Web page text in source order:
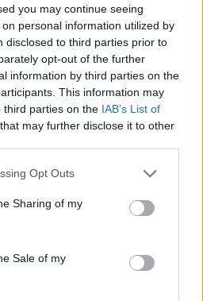
you may continue seeing
personal information utilized by
disclosed to third parties prior to
opt-out of the further
information by third parties on the
This information may
third parties on the IAB’s List of
that may further disclose it to other
Opt Outs
Sharing of my
Sale of my
un posto di rilievo è occupato
: circa 2 milioni di euro al giorno
attesta sugli 808 miliardi di euro.
gli italiani destinano agli acquisti
è in crescita dal 2010, con un
dopo anno e che, nell’anno in corso, è
il mercato a un valore totale di 13,2
2014